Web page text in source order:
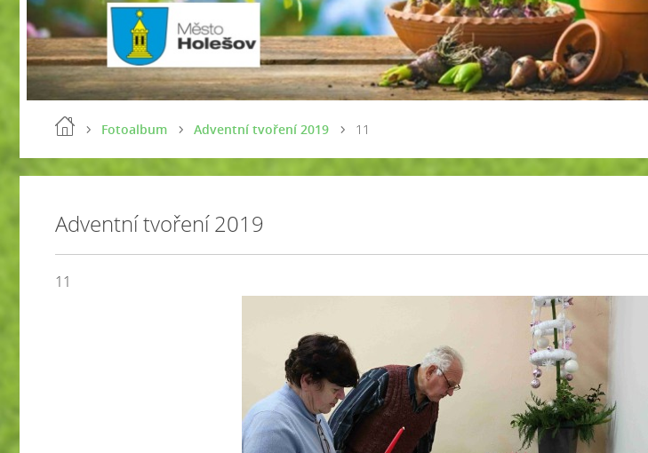
Fotoalbum Adventní tvoření 2019 11
Adventní tvoření 2019
11